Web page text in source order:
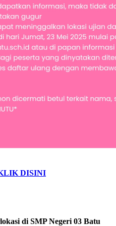
DISINI
di SMP Negeri 03 Batu